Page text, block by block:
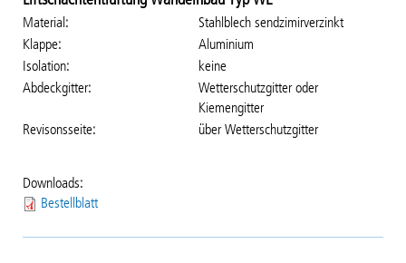
Material
Stahlblech sendzimirverzinkt
Klappe
Aluminium
Isolation
keine
Abdeckgitter
Wetterschutzgitter oder
Kiemengitter
Revisonsseite
über Wetterschutzgitter
Downloads:
Bestellblatt